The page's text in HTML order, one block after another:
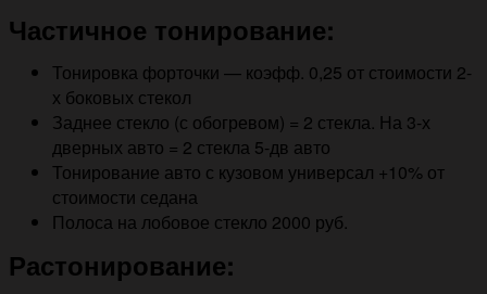
Частичное тонирование:
Тонировка форточки — коэфф. 0,25 от стоимости 2-
х боковых стекол
Заднее стекло (с обогревом) = 2 стекла. На 3-х
дверных авто = 2 стекла 5-дв авто
Тонирование авто с кузовом универсал +10% от
стоимости седана
Полоса на лобовое стекло 2000 руб.
Растонирование: